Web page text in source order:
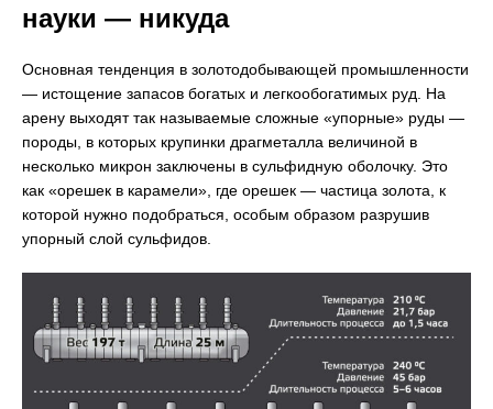
науки — никуда
Основная тенденция в золотодобывающей промышленности
— истощение запасов богатых и легкообогатимых руд. На
арену выходят так называемые сложные «упорные» руды —
породы, в которых крупинки драгметалла величиной в
несколько микрон заключены в сульфидную оболочку. Это
как «орешек в карамели», где орешек — частица золота, к
которой нужно подобраться, особым образом разрушив
упорный слой сульфидов.